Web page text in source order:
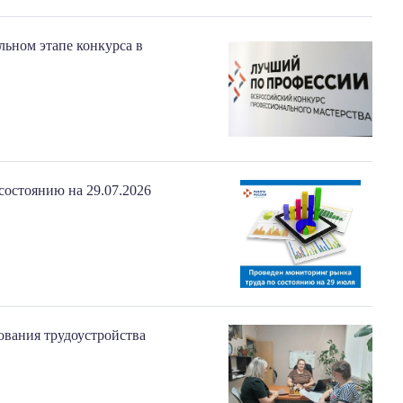
этапе конкурса в
на 29.07.2026
трудоустройства